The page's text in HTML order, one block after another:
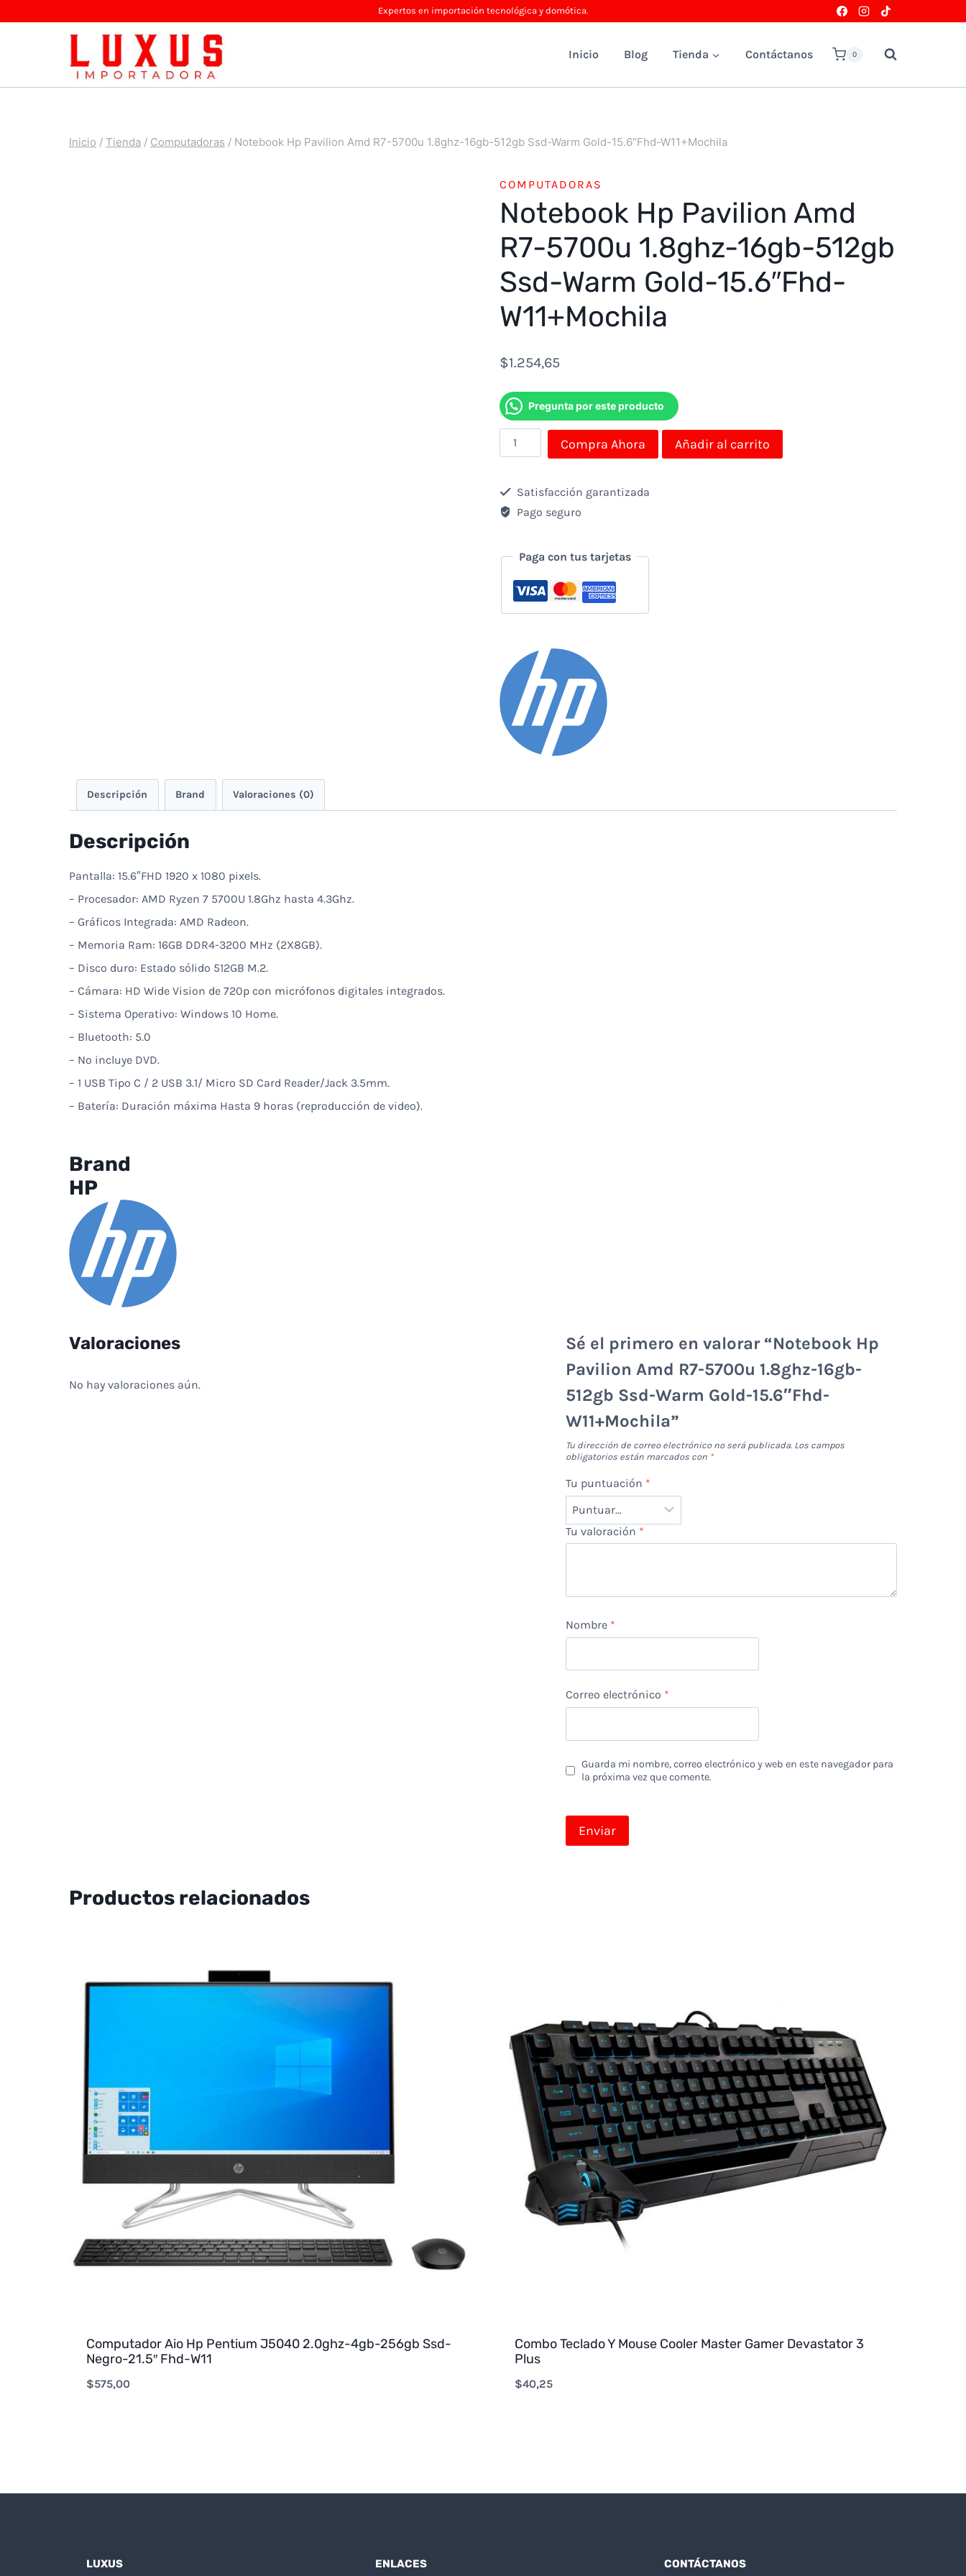
Expertos en importación tecnológica y domótica.
Inicio Blog Tienda Contáctanos 0
Inicio / Tienda / Computadoras / Notebook Hp Pavilion Amd R7-5700u 1.8ghz-16gb-512gb Ssd-Warm Gold-15.6″Fhd-W11+Mochila
COMPUTADORAS
Notebook Hp Pavilion Amd
R7-5700u 1.8ghz-16gb-512gb
Ssd-Warm Gold-15.6″Fhd-
W11+Mochila
$1.254,65
Pregunta por este producto
Notebook
Hp
Pavilion
Amd
5700u
16gb-
Warm
Gold-
15.6"Fhd-
W11+Mochila
Compra Ahora Añadir al carrito
Satisfacción garantizada
Pago seguro
Paga con tus tarjetas
Descripción Brand Valoraciones (0)
Descripción
Pantalla: 15.6″FHD 1920 x 1080 pixels.
– Procesador: AMD Ryzen 7 5700U 1.8Ghz hasta 4.3Ghz.
– Gráficos Integrada: AMD Radeon.
– Memoria Ram: 16GB DDR4-3200 MHz (2X8GB).
– Disco duro: Estado sólido 512GB M.2.
– Cámara: HD Wide Vision de 720p con micrófonos digitales integrados.
– Sistema Operativo: Windows 10 Home.
– Bluetooth: 5.0
– No incluye DVD.
– 1 USB Tipo C / 2 USB 3.1/ Micro SD Card Reader/Jack 3.5mm.
– Batería: Duración máxima Hasta 9 horas (reproducción de video).
Brand
HP
Valoraciones
No hay valoraciones aún.
Sé el primero en valorar “Notebook Hp
Pavilion Amd R7-5700u 1.8ghz-16gb-
512gb Ssd-Warm Gold-15.6″Fhd-
W11+Mochila”
Tu dirección de correo electrónico no será publicada. Los campos
obligatorios están marcados con *
Tu puntuación *
Tu valoración *
Nombre *
Correo electrónico *
Guarda mi nombre, correo electrónico y web en este navegador para
la próxima vez que comente.
Productos relacionados
Computador Aio Hp Pentium J5040 2.0ghz-4gb-256gb Ssd-
Negro-21.5″ Fhd-W11
$575,00
Combo Teclado Y Mouse Cooler Master Gamer Devastator 3
Plus
$40,25
LUXUS ENLACES CONTÁCTANOS